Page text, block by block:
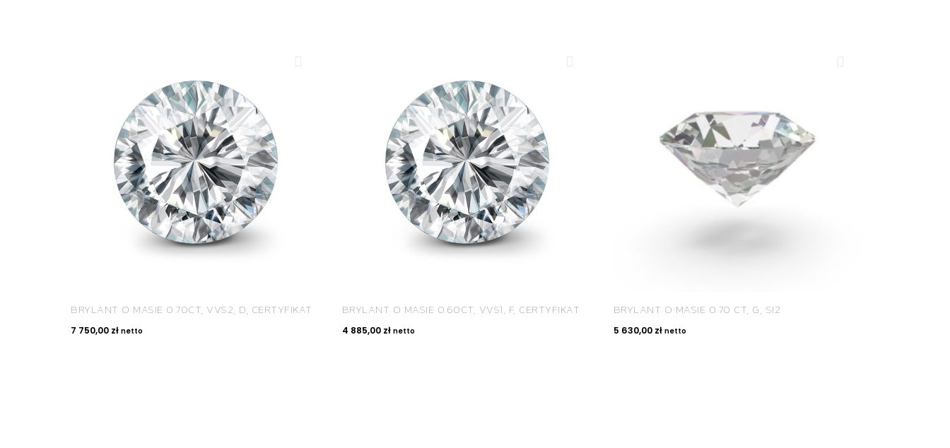
BRYLANT O MASIE 0.70CT, VVS2, D, CERTYFIKAT
7 750,00 zł netto
BRYLANT O MASIE 0.60CT, VVS1, F, CERTYFIKAT
4 885,00 zł netto
BRYLANT O MASIE 0.70 CT, G, SI2
5 630,00 zł netto